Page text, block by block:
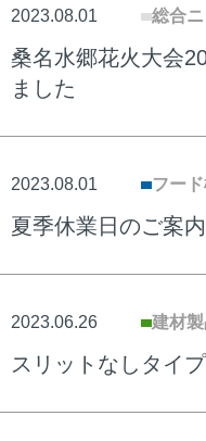
2023.08.01 総合
桑名水郷花火大会
ました
2023.08.01 フー
夏季休業日のご案内
2023.06.26 建材
スリットなしタイ